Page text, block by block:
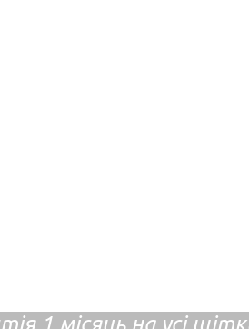
1 місяць на усі